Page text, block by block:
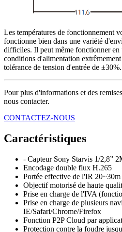
Les températures de fonctionnement
fonctionne bien dans une variété
difficiles. Il peut même fonctionner en
conditions d'alimentation
tolérance de tension d'entrée de ±30%.
Pour plus d'informations et des
nous contacter.
CONTACTEZ-NOUS
Caractéristiques
- Capteur Sony Starvis 1/2,8”
Encodage double flux H.265
Portée effective de l'IR 20~30m
Objectif motorisé de haute
Prise en charge de l'IVA
Prise en charge de plusieurs
IE/Safari/Chrome/Firefox
Fonction P2P Cloud par
Protection contre la foudre